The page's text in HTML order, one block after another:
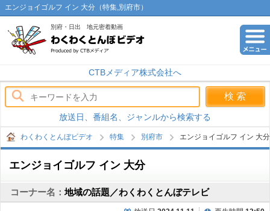
エンジョイゴルフ イン 大分（特集,別府市）
別府・日出 地元密着動画
CTBメディア株式会社へ
放送日、番組名、ジャンルから検索する
わくわくとんぼビデオ 特集 別府市 エンジョイゴルフ イン 大分
エンジョイゴルフ イン 大分
コーナー名：地域の話題／わくわくとんぼテレビ